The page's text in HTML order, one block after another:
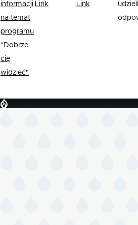
informacji
na temat
programu
"Dobrze
cię
widzieć"
Link Link